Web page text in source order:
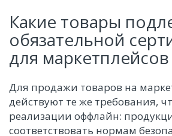
Какие товары
обязательной
для маркетплейсов
Для продажи товаров на
действуют те же требования,
реализации оффлайн:
соответствовать нормам